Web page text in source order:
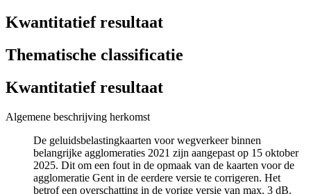
Kwantitatief resultaat
Thematische classificatie
Kwantitatief resultaat
Algemene beschrijving herkomst
De geluidsbelastingkaarten voor wegverkeer binnen
belangrijke agglomeraties 2021 zijn aangepast op 15 oktober
2025. Dit om een fout in de opmaak van de kaarten voor de
agglomeratie Gent in de eerdere versie te corrigeren. Het
betrof een overschatting in de vorige versie van max. 3 dB.